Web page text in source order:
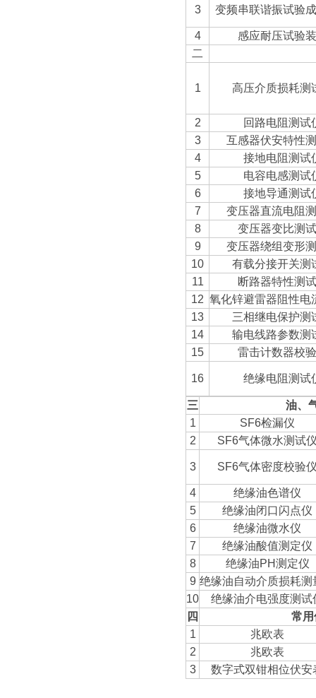
3 变频串联谐振试验
4
感应耐压试验
二
1 高压介质损耗测
2
回路电阻测试
3
互感器伏安特性
4
接地电阻测试
5
电容电感测试
6
接地导通测试
7
变压器直流电阻
8
变压器变比测
9
变压器绕组变形
10
有载分接开关测
11
断路器特性测
12 氧化锌避雷器阻性电
13
三相继电保护测
14
输电线路参数测
15
雷击计数器校
16 绝缘电阻测试
三
油、
1
SF6检漏仪
2
SF6气体微水测试
3 SF6气体密度校验
4
绝缘油色谱仪
5
绝缘油闭口闪点仪
6
绝缘油微水仪
7
绝缘油酸值测定仪
8
绝缘油PH测定仪
9 绝缘油自动介质损耗测
10
绝缘油介电强度测试
四
常
1
兆欧表
2
兆欧表
3
数字式双钳相位伏安